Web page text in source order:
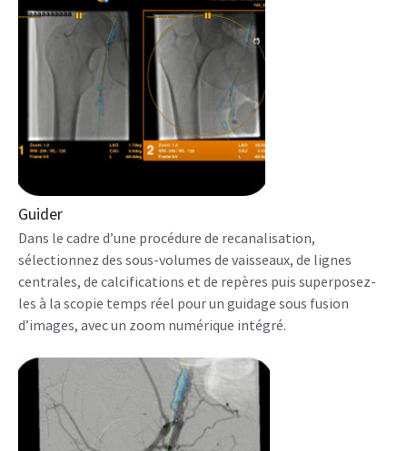
Guider
Dans le cadre d’une procédure de recanalisation,
sélectionnez des sous-volumes de vaisseaux, de lignes
centrales, de calcifications et de repères puis superposez-
les à la scopie temps réel pour un guidage sous fusion
d’images, avec un zoom numérique intégré.